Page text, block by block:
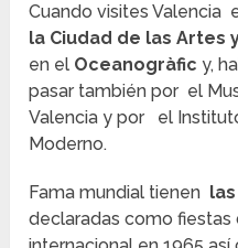
Cuando visites Valencia
la Ciudad de las Artes
en el Oceanogràfic y,
pasar también por el
Valencia y por el
Moderno.
Fama mundial tienen las
declaradas como